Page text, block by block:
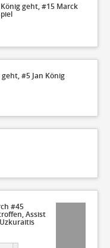
geht, #15 Marck
#5 Jan König
#45
Assist